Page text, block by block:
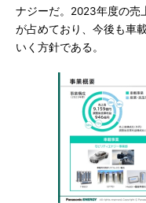
ナジーだ。2023年度の売
が占めており、今後も車
いく方針である。